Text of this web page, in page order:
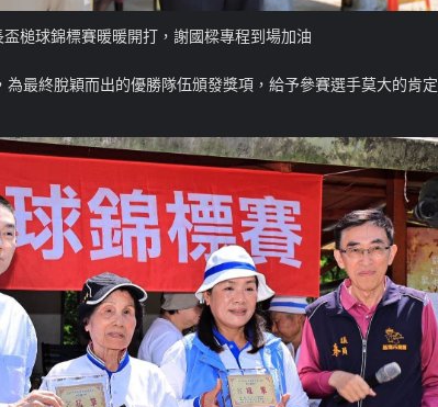
盃槌球錦標賽暖暖開打，謝國樑專程到場加油
最終脫穎而出的優勝隊伍頒發獎項，給予參賽選手莫大的肯定